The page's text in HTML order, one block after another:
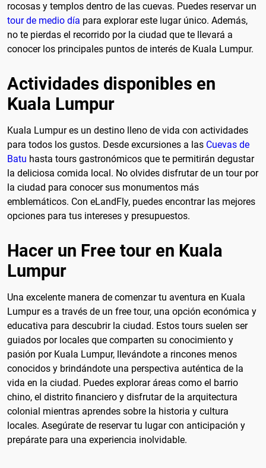
rocosas y templos dentro de las cuevas. Puedes reservar un
tour de medio día para explorar este lugar único. Además,
no te pierdas el recorrido por la ciudad que te llevará a
conocer los principales puntos de interés de Kuala Lumpur.
Actividades disponibles en
Kuala Lumpur
Kuala Lumpur es un destino lleno de vida con actividades
para todos los gustos. Desde excursiones a las Cuevas de
Batu hasta tours gastronómicos que te permitirán degustar
la deliciosa comida local. No olvides disfrutar de un tour por
la ciudad para conocer sus monumentos más
emblemáticos. Con eLandFly, puedes encontrar las mejores
opciones para tus intereses y presupuestos.
Hacer un Free tour en Kuala
Lumpur
Una excelente manera de comenzar tu aventura en Kuala
Lumpur es a través de un free tour, una opción económica y
educativa para descubrir la ciudad. Estos tours suelen ser
guiados por locales que comparten su conocimiento y
pasión por Kuala Lumpur, llevándote a rincones menos
conocidos y brindándote una perspectiva auténtica de la
vida en la ciudad. Puedes explorar áreas como el barrio
chino, el distrito financiero y disfrutar de la arquitectura
colonial mientras aprendes sobre la historia y cultura
locales. Asegúrate de reservar tu lugar con anticipación y
prepárate para una experiencia inolvidable.